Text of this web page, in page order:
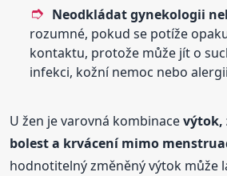
Neodkládat gynekologii
rozumné, pokud se potíže
kontaktu, protože může jít o
infekci, kožní nemoc nebo
U žen je varovná kombinacevýtok,
bolest a krvácení mimo
hodnotitelný změněný výtok může